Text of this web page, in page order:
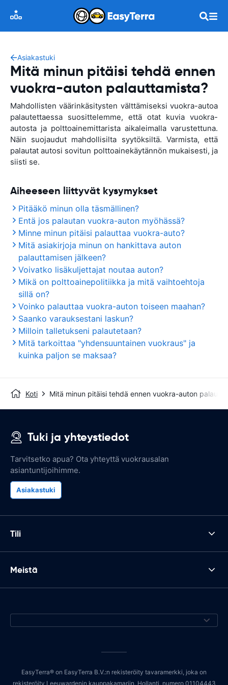
Asiakastuki
Mitä minun pitäisi tehdä ennen
vuokra-auton palauttamista?
Mahdollisten väärinkäsitysten välttämiseksi vuokra-autoa
palautettaessa suosittelemme, että otat kuvia vuokra-
autosta ja polttoainemittarista aikaleimalla varustettuna.
Näin suojaudut mahdollisilta syytöksiltä. Varmista, että
palautat autosi sovitun polttoainekäytännön mukaisesti, ja
siisti se.
Aiheeseen liittyvät kysymykset
Pitääkö minun olla täsmällinen?
Entä jos palautan vuokra-auton myöhässä?
Minne minun pitäisi palauttaa vuokra-auto?
Mitä asiakirjoja minun on hankittava auton
palauttamisen jälkeen?
Voivatko lisäkuljettajat noutaa auton?
Mikä on polttoainepolitiikka ja mitä vaihtoehtoja
sillä on?
Voinko palauttaa vuokra-auton toiseen maahan?
Saanko varauksestani laskun?
Milloin talletukseni palautetaan?
Mitä tarkoittaa "yhdensuuntainen vuokraus" ja
kuinka paljon se maksaa?
Koti Mitä minun pitäisi tehdä ennen vuokra-auton
Tuki ja yhteystiedot
Tarvitsetko apua? Ota yhteyttä vuokrausalan
asiantuntijoihimme.
Asiakastuki
Tili
Meistä
EasyTerra® on EasyTerra B.V.:n rekisteröity tavaramerkki, joka on
rekisteröity Leeuwardenin kauppakamariin, Hollanti, numero 01104443